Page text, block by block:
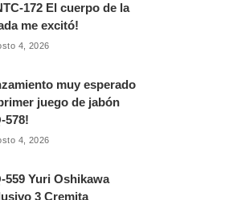
172 El cuerpo de la
me excitó!
4, 2026
muy esperado
juego de jabón
578!
4, 2026
559 Yuri Oshikawa
3 Cremita